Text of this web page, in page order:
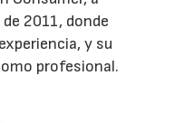
2011, donde
y su
profesional.